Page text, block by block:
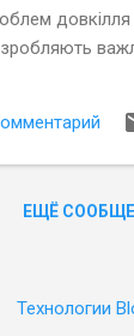
з
довкілля
політичних
з
ЕЩЁ
Технологии